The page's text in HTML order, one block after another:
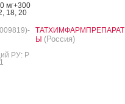
мг+300
18, 20
РУ: Р
ТАТХИМФАРМПРЕПАРАТ
Ы (Россия)